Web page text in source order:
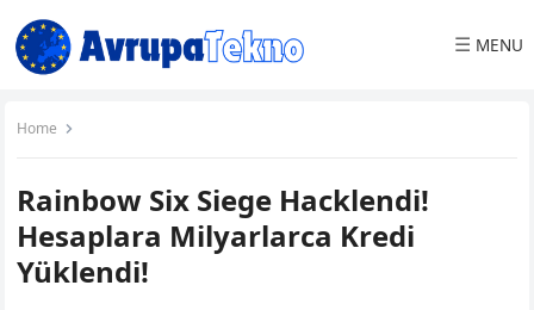
☰ MENU
Home
Rainbow Six Siege Hacklendi!
Hesaplara Milyarlarca Kredi
Yüklendi!